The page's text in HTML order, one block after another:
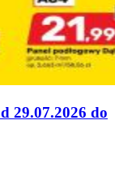
29.07.2026 do